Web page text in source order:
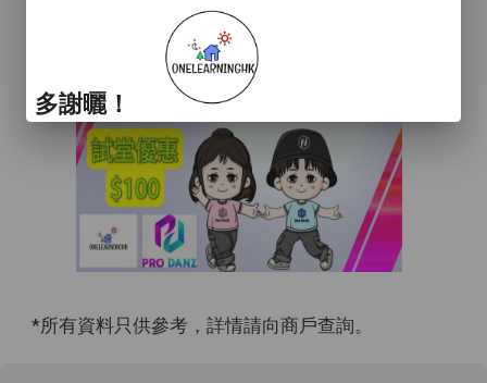
*所有資料只供參考，詳情請向商戶查詢。
多謝曬！